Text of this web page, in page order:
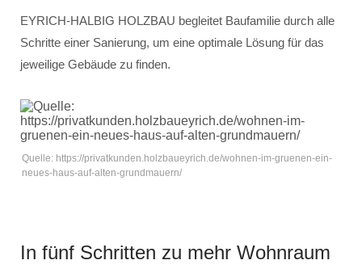
EYRICH-HALBIG HOLZBAU begleitet Baufamilie durch alle
Schritte einer Sanierung, um eine optimale Lösung für das
jeweilige Gebäude zu finden.
Quelle: https://privatkunden.holzbaueyrich.de/wohnen-im-gruenen-ein-
neues-haus-auf-alten-grundmauern/
In fünf Schritten zu mehr Wohnraum